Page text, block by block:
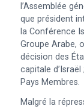
l’Assemblée
que président
la Conférence
Groupe Arabe,
décision des
capitale
Pays Membres.
Malgré la